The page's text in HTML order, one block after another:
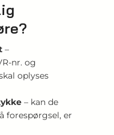
–
nr. og
oplyses
– kan de
forespørgsel, er